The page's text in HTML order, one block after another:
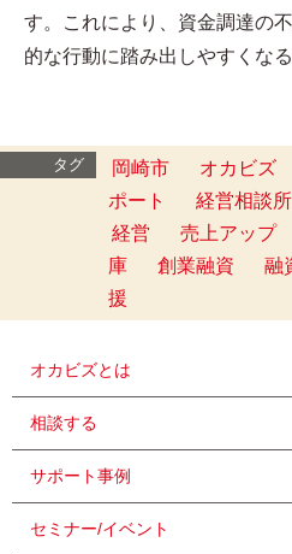
す。これにより、資金調達の
的な行動に踏み出しやすくな
タグ 岡崎市 オカビズ
ポート
経営相談所
経営
売上アップ
庫
創業融資 融
援
オカビズとは
相談する
サポート事例
セミナー/イベント